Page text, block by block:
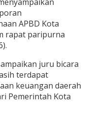
APBD Kota
rapat paripurna
juru bicara
terdapat
keuangan daerah
Pemerintah Kota